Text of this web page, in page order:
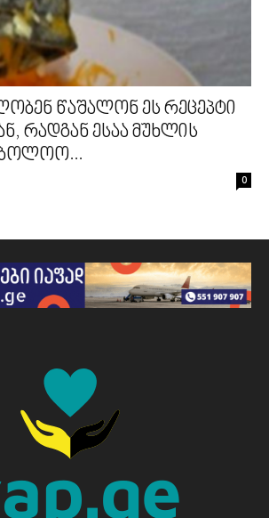
წაშალონ ეს რეცეპტი
რადგან ესაა მუხლის
0